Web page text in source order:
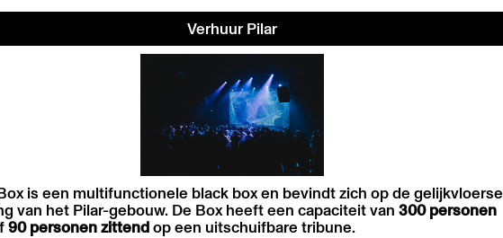
Verhuur Pilar
is een multifunctionele black box en bevindt zich op de gelijkvloerse
van het Pilar-gebouw. De Box heeft een capaciteit van 300 personen
90 personenzittendop een uitschuifbare tribune.